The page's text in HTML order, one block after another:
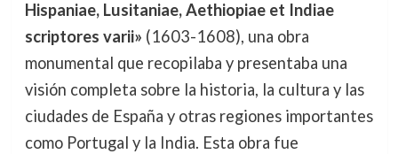
Hispaniae, Lusitaniae, Aethiopiae et Indiae
scriptores varii» (1603-1608), una obra
monumental que recopilaba y presentaba una
visión completa sobre la historia, la cultura y las
ciudades de España y otras regiones importantes
como Portugal y la India. Esta obra fue